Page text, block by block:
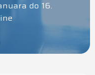
do 16.